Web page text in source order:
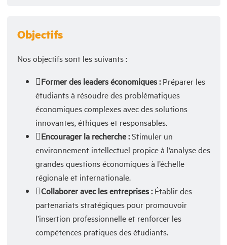
Objectifs
Nos objectifs sont les suivants :
Former des leaders économiques :Préparer les
étudiants à résoudre des problématiques
économiques complexes avec des solutions
innovantes, éthiques et responsables.
Encourager la recherche :Stimuler un
environnement intellectuel propice à l’analyse des
grandes questions économiques à l’échelle
régionale et internationale.
Collaborer avec les entreprises :Établir des
partenariats stratégiques pour promouvoir
l’insertion professionnelle et renforcer les
compétences pratiques des étudiants.